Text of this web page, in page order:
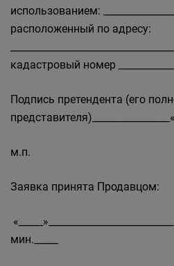
использованием:
расположенный по адресу:
кадастровый номер
Подпись претендента (его
м.п.
Заявка принята Продавцом:
мин._____